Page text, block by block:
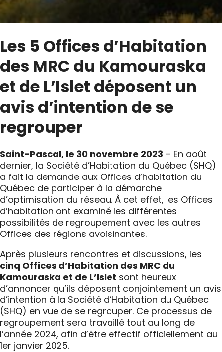
Les 5 Offices d’Habitation
des MRC du Kamouraska
et de L’Islet déposent un
avis d’intention de se
regrouper
Saint-Pascal, le 30 novembre 2023 – En août
dernier, la Société d’Habitation du Québec (SHQ)
a fait la demande aux Offices d’habitation du
Québec de participer à la démarche
d’optimisation du réseau. À cet effet, les Offices
d’habitation ont examiné les différentes
possibilités de regroupement avec les autres
Offices des régions avoisinantes.
Après plusieurs rencontres et discussions, les
cinq Offices d’Habitation des MRC du
Kamouraska et de L’Islet sont heureux
d’annoncer qu’ils déposent conjointement un avis
d’intention à la Société d’Habitation du Québec
(SHQ) en vue de se regrouper. Ce processus de
regroupement sera travaillé tout au long de
l’année 2024, afin d’être effectif officiellement au
1er janvier 2025.